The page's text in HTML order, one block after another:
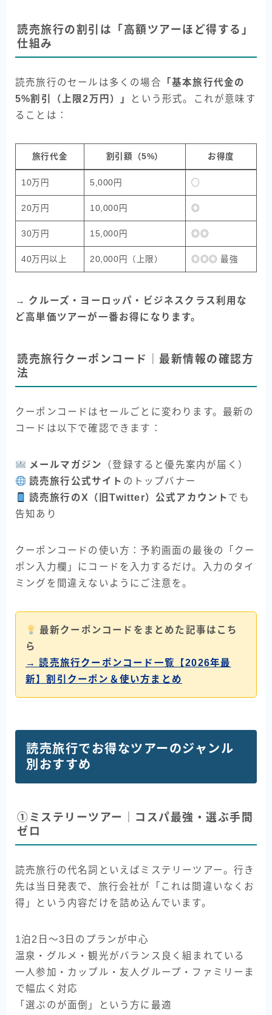
読売旅行の割引は「高額ツアーほど得する」
仕組み
読売旅行のセールは多くの場合
「基本旅行代金の
5%割引（上限2万円）」
という形式。これが意味す
ることは：
旅行代金 割引額（5%） お得度
10万円 5,000円 ◯
20万円 10,000円 ◎
30万円 15,000円 ◎◎
40万円以上 20,000円（上限） ◎◎◎ 最強
→ クルーズ・ヨーロッパ・ビジネスクラス利用な
ど高単価ツアーが一番お得になります。
読売旅行クーポンコード｜最新情報の確認方
法
クーポンコードはセールごとに変わります。最新の
コードは以下で確認できます：
メールマガジン
（登録すると優先案内が届く）
読売旅行公式サイト のトップバナー
読売旅行のX（旧Twitter）公式アカウント でも
告知あり
クーポンコードの使い方：予約画面の最後の「クー
ポン入力欄」にコードを入力するだけ。入力のタイ
ミングを間違えないようにご注意を。
最新クーポンコードをまとめた記事はこち
ら
→ 読売旅行クーポンコード一覧【2026年最
新】割引クーポン＆使い方まとめ
読売旅行でお得なツアーのジャンル
別おすすめ
①ミステリーツアー｜コスパ最強・選ぶ手間
ゼロ
読売旅行の代名詞といえばミステリーツアー。行き
先は当日発表で、旅行会社が「これは間違いなくお
得」という内容だけを詰め込んでいます。
1泊2日〜3日のプランが中心
温泉・グルメ・観光がバランス良く組まれている
一人参加・カップル・友人グループ・ファミリーま
で幅広く対応
「選ぶのが面倒」という方に最適